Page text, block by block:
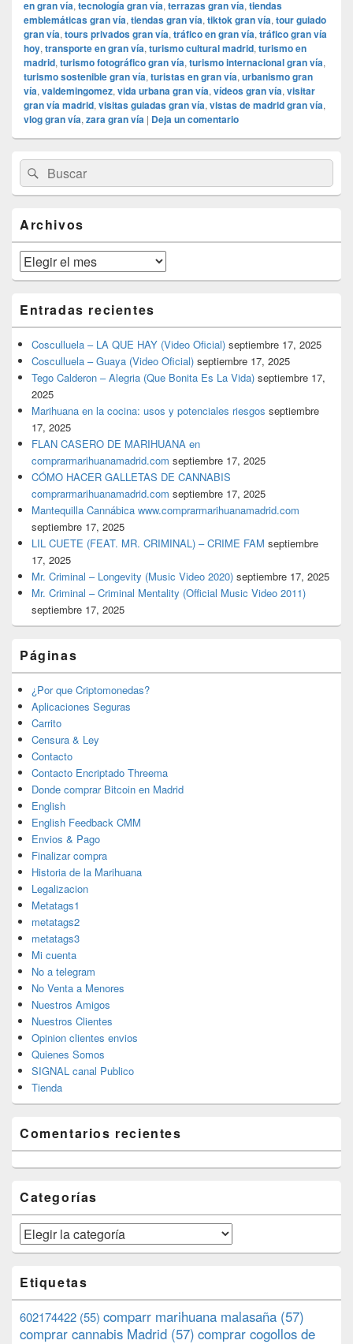
en gran vía, tecnología gran vía, terrazas gran vía, tiendas
emblemáticas gran vía, tiendas gran vía, tiktok gran vía, tour guiado
gran vía, tours privados gran vía, tráfico en gran vía, tráfico gran vía
hoy, transporte en gran vía, turismo cultural madrid, turismo en
madrid, turismo fotográfico gran vía, turismo internacional gran vía,
turismo sostenible gran vía, turistas en gran vía, urbanismo gran
vía, valdemingomez, vida urbana gran vía, vídeos gran vía, visitar
gran vía madrid, visitas guiadas gran vía, vistas de madrid gran vía,
vlog gran vía, zara gran vía | Deja un comentario
área
de
widget
lateral
primaria
Buscar
por:
Buscar
Archivos
Archivos
Entradas recientes
Cosculluela – LA QUE HAY (Video Oficial) septiembre 17, 2025
Cosculluela – Guaya (Video Oficial) septiembre 17, 2025
Tego Calderon – Alegria (Que Bonita Es La Vida) septiembre 17,
2025
Marihuana en la cocina: usos y potenciales riesgos septiembre
17, 2025
FLAN CASERO DE MARIHUANA en
comprarmarihuanamadrid.com septiembre 17, 2025
CÓMO HACER GALLETAS DE CANNABIS
comprarmarihuanamadrid.com septiembre 17, 2025
Mantequilla Cannábica www.comprarmarihuanamadrid.com
septiembre 17, 2025
LIL CUETE (FEAT. MR. CRIMINAL) – CRIME FAM septiembre
17, 2025
Mr. Criminal – Longevity (Music Video 2020) septiembre 17, 2025
Mr. Criminal – Criminal Mentality (Official Music Video 2011)
septiembre 17, 2025
Páginas
¿Por que Criptomonedas?
Aplicaciones Seguras
Carrito
Censura & Ley
Contacto
Contacto Encriptado Threema
Donde comprar Bitcoin en Madrid
English
English Feedback CMM
Envios & Pago
Finalizar compra
Historia de la Marihuana
Legalizacion
Metatags1
metatags2
metatags3
Mi cuenta
No a telegram
No Venta a Menores
Nuestros Amigos
Nuestros Clientes
Opinion clientes envios
Quienes Somos
SIGNAL canal Publico
Tienda
Comentarios recientes
Categorías
Categorías
Etiquetas
602174422 (55) comparr marihuana malasaña (57)
comprar cannabis Madrid (57) comprar cogollos de